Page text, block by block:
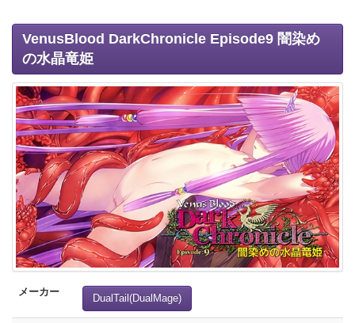
VenusBlood DarkChronicle Episode9 闇染め
の水晶竜姫
メーカー
DualTail(DualMage)